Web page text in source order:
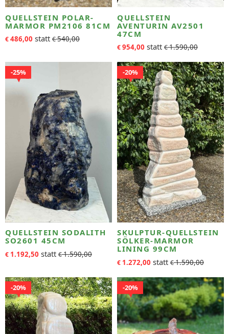
QUELLSTEIN POLAR-
MARMOR PM2106 81CM
€486,00 €540,00
QUELLSTEIN
AVENTURIN AV2501
47CM
€954,00 €1.590,00
25%
QUELLSTEIN SODALITH
SO2601 45CM
€ 1.192,50 €1.590,00
20%
SKULPTUR-QUELLSTEIN
SÖLKER-MARMOR
LINING 99CM
€ 1.272,00 €1.590,00
20% 20%